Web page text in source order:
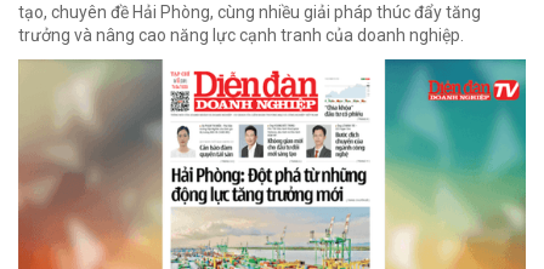
tạo, chuyên đề Hải Phòng, cùng nhiều giải pháp thúc đẩy tăng
trưởng và nâng cao năng lực cạnh tranh của doanh nghiệp.